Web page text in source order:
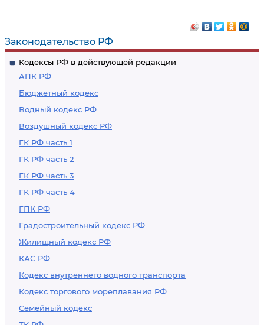
Законодательство РФ
Кодексы РФ в действующей редакции
АПК РФ
Бюджетный кодекс
Водный кодекс РФ
Воздушный кодекс РФ
ГК РФ часть 1
ГК РФ часть 2
ГК РФ часть 3
ГК РФ часть 4
ГПК РФ
Градостроительный кодекс РФ
Жилищный кодекс РФ
КАС РФ
Кодекс внутреннего водного транспорта
Кодекс торгового мореплавания РФ
Семейный кодекс